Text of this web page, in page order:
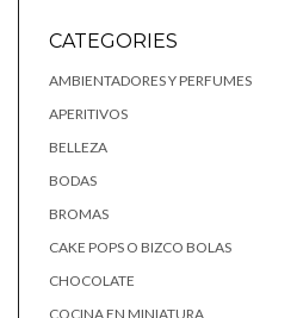
CATEGORIES
AMBIENTADORES Y PERFUMES
APERITIVOS
BELLEZA
BODAS
BROMAS
CAKE POPS O BIZCO BOLAS
CHOCOLATE
COCINA EN MINIATURA